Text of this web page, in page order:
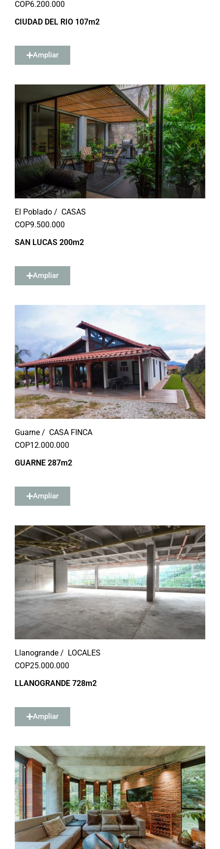
COP6.200.000
CIUDAD DEL RIO 107m2
Ampliar
El Poblado / CASAS
COP9.500.000
SAN LUCAS 200m2
Ampliar
Guarne / CASA FINCA
COP12.000.000
GUARNE 287m2
Ampliar
Llanogrande / LOCALES
COP25.000.000
LLANOGRANDE 728m2
Ampliar